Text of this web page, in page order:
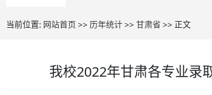
当前位置: 网站首页>>历年统计>>甘肃省 >> 正文
我校2022年甘肃各专业录